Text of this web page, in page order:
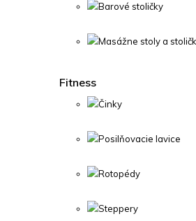
Barové stoličky
Masážne stoly a
Fitness
Činky
Posilňovacie lavice
Rotopédy
Steppery